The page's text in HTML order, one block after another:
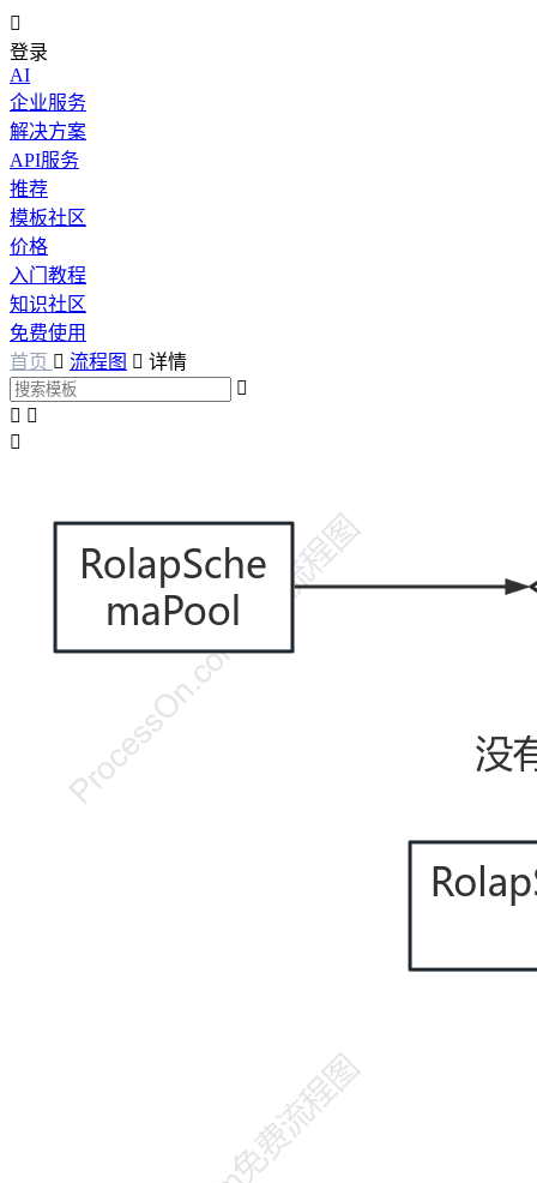

登录
AI
企业服务
解决方案
API服务
推荐
模板社区
价格
入门教程
知识社区
免费使用
首页  流程图  详情

 
